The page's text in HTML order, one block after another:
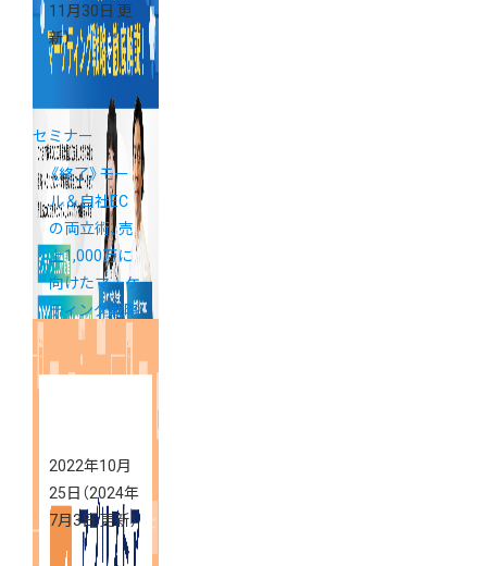
11月30日 更
新）
セミナー
《終了》モー
ル＆自社EC
の両立術、売
上1,000万に
向けたマーケ
ティング戦略
を徹底解説！
2022年10月
25日 （2024年
7月3日 更新）